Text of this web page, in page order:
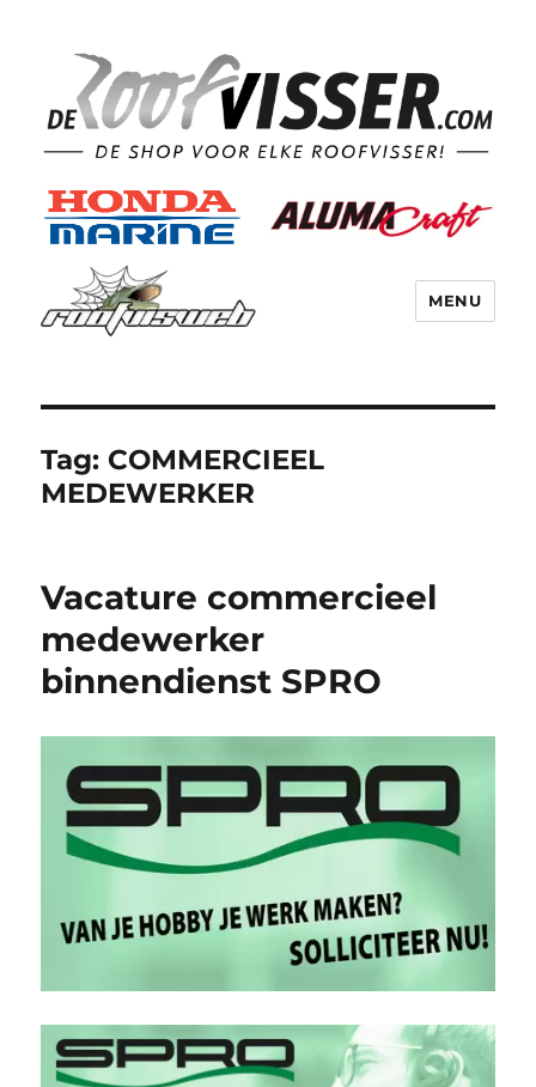
MENU
Tag: COMMERCIEEL
MEDEWERKER
Vacature commercieel
medewerker
binnendienst SPRO